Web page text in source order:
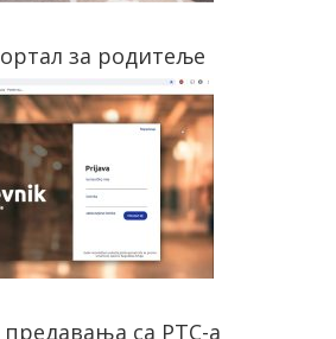
за родитеље
са РТС-а